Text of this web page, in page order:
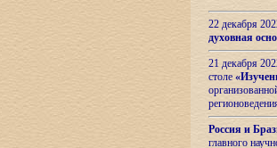
22 декабря
духовная
21 декабря
столе
Россия и
главного